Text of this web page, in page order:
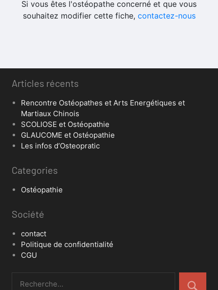
Si vous êtes l'ostéopathe concerné et que vous
souhaitez modifier cette fiche, contactez-nous
Articles récents
Rencontre Ostéopathes et Arts Energétiques et
Martiaux Chinois
SCOLIOSE et Ostéopathie
GLAUCOME et Ostéopathie
Les infos d’Osteopratic
Categories
Ostéopathie
Société
contact
Politique de confidentialité
CGU